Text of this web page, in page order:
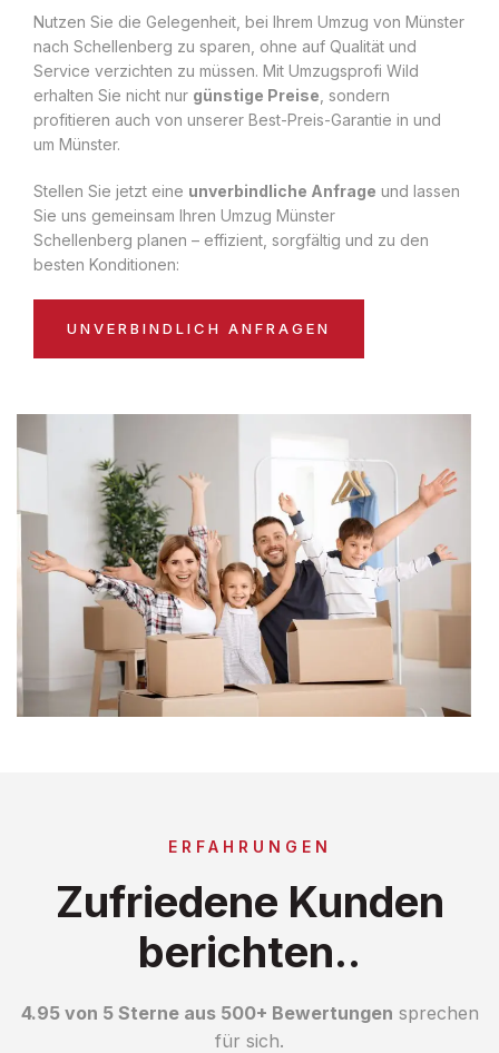
Nutzen Sie die Gelegenheit, bei Ihrem Umzug von Münster
nach Schellenberg zu sparen, ohne auf Qualität und
Service verzichten zu müssen. Mit Umzugsprofi Wild
erhalten Sie nicht nur günstige Preise , sondern
profitieren auch von unserer Best-Preis-Garantie in und
um Münster.
Stellen Sie jetzt eine unverbindliche Anfrage und lassen
Sie uns gemeinsam Ihren Umzug Münster
Schellenberg planen – effizient, sorgfältig und zu den
besten Konditionen:
UNVERBINDLICH ANFRAGEN
ERFAHRUNGEN
Zufriedene Kunden
berichten..
4.95 von 5 Sterne aus 500+ Bewertungen sprechen
für sich.